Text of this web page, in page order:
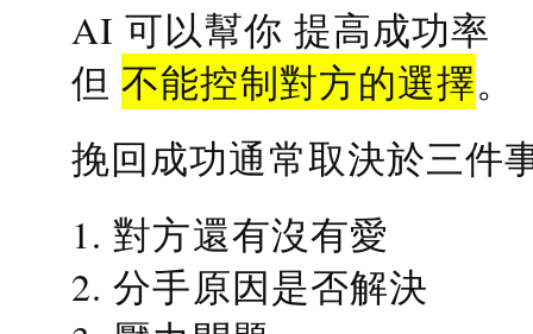
AI 可以幫你 提高成功率
但不能控制對方的選擇。
挽回成功通常取決於三件
1. 對方還有沒有愛
2. 分手原因是否解決